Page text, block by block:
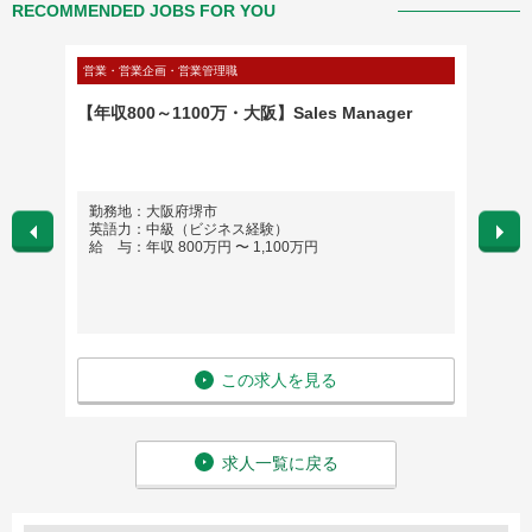
RECOMMENDED JOBS FOR YOU
しく
営業・営業企画・営業管理職
【年収800～1100万・大阪】Sales Manager
勤務地：大阪府堺市
英語力：中級（ビジネス経験）
給 与：年収 800万円 〜 1,100万円
この求人を見る
勤務
英語
給
求人一覧に戻る